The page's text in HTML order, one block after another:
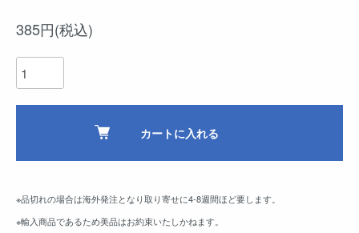
385円(税込)
カートに入れる
※品切れの場合は海外発注となり取り寄せに4-8週間ほど要します。
※輸入商品であるため美品はお約束いたしかねます。